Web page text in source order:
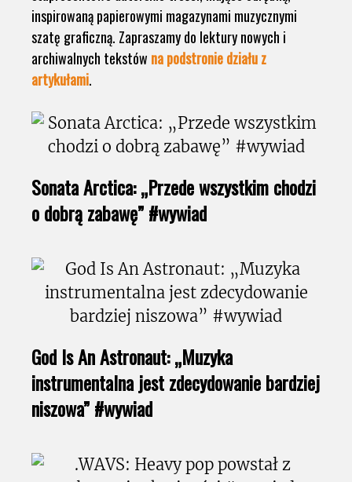
inspirowaną papierowymi magazynami muzycznymi
szatę graficzną. Zapraszamy do lektury nowych i
archiwalnych tekstów na podstronie działu z
artykułami.
Sonata Arctica: „Przede wszystkim chodzi
o dobrą zabawę” #wywiad
God Is An Astronaut: „Muzyka
instrumentalna jest zdecydowanie bardziej
niszowa” #wywiad